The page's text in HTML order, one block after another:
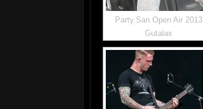
Party.San Open Air 2013
Gutalax